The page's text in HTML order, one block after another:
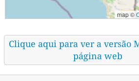
map ©
Clique aqui para ver a versão
página web